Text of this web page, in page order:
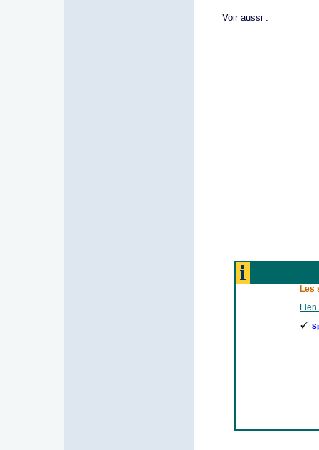
Voir aussi :
Les
Lien